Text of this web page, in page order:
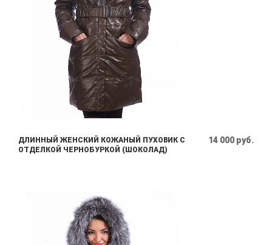
ДЛИННЫЙ ЖЕНСКИЙ КОЖАНЫЙ ПУХОВИК С
ОТДЕЛКОЙ ЧЕРНОБУРКОЙ (ШОКОЛАД)
14 000 руб.